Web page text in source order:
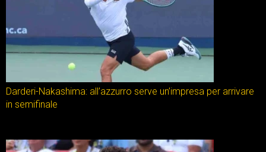
Darderi-Nakashima: all’azzurro serve un’impresa per arrivare
in semifinale